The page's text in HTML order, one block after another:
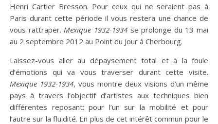
Henri Cartier Bresson. Pour ceux qui ne seraient pas à
Paris durant cette période il vous restera une chance de
vous rattraper.Mexique 1932-1934se prolonge du 13 mai
au 2 septembre 2012 au Point du Jour à Cherbourg.
Laissez-vous aller au dépaysement total et à la foule
d’émotions qui va vous traverser durant cette visite.
Mexique 1932-1934, vous montre deux visions d’un même
pays à travers l’objectif d’artistes aux techniques bien
différentes reposant: pour l’un sur la mobilité et pour
l’autre sur la fluidité. En plus de cet intérêt commun pour le